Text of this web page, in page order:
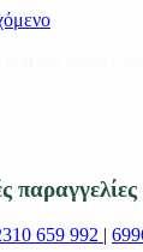
παραγγελίες
659 992 |